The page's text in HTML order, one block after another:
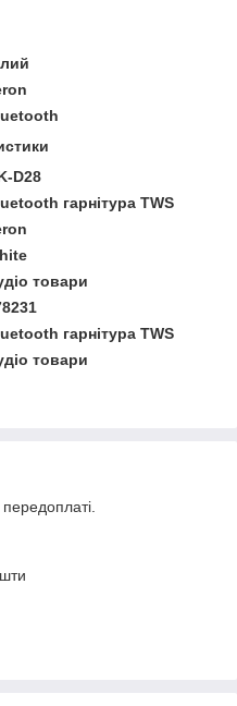
D28
гарнітура TWS
товари
гарнітура TWS
товари